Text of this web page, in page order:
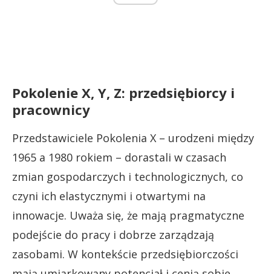
Pokolenie X, Y, Z: przedsiębiorcy i
pracownicy
Przedstawiciele Pokolenia X – urodzeni między
1965 a 1980 rokiem – dorastali w czasach
zmian gospodarczych i technologicznych, co
czyni ich elastycznymi i otwartymi na
innowacje. Uważa się, że mają pragmatyczne
podejście do pracy i dobrze zarządzają
zasobami. W kontekście przedsiębiorczości